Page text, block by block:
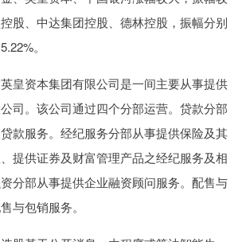
股、中达集团控股、德林控股，振幅分别
。
皇资本集团有限公司是一间主要从事提供
司。该公司通过四个分部运营。贷款分部
款服务。经纪服务分部从事提供保险及其
提供证券及财富管理产品之经纪服务及相
分部从事提供企业融资顾问服务。配售与
与包销服务。